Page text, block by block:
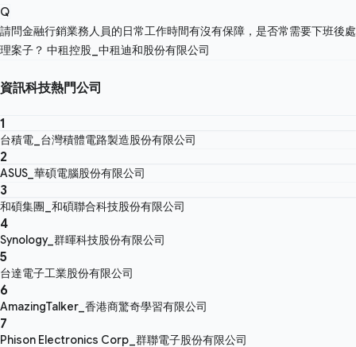
Q
請問金融行銷業務人員的日常工作時間有沒有保障，是否常需要下班後處
理案子？ 中租控股_中租迪和股份有限公司
資訊科技熱門公司
1
台積電_台灣積體電路製造股份有限公司
2
ASUS_華碩電腦股份有限公司
3
和碩集團_和碩聯合科技股份有限公司
4
Synology_群暉科技股份有限公司
5
台達電子工業股份有限公司
6
AmazingTalker_香港商驚奇學習有限公司
7
Phison Electronics Corp_群聯電子股份有限公司